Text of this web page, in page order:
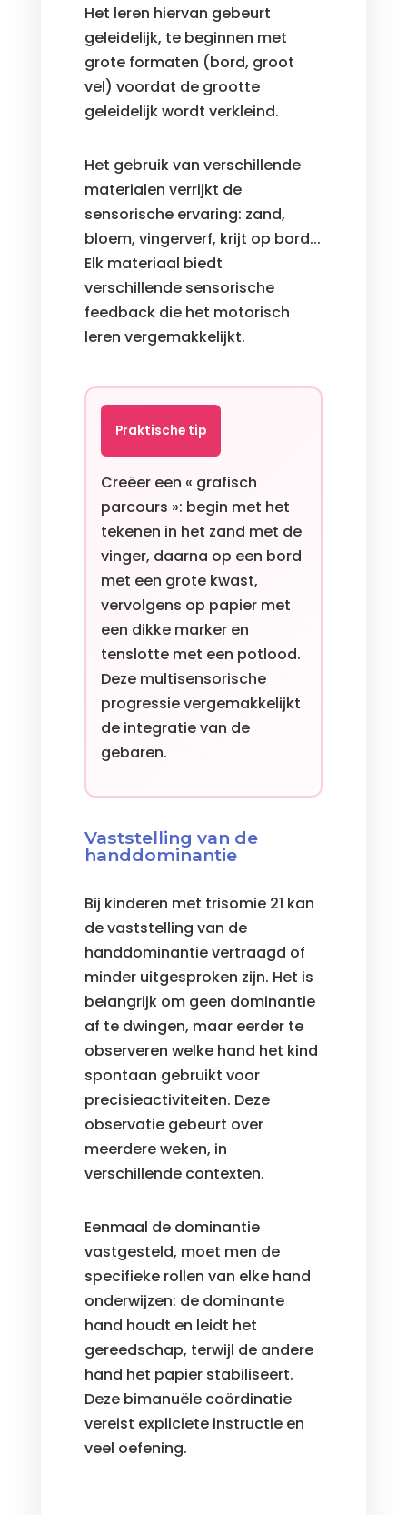
Het leren hiervan gebeurt
geleidelijk, te beginnen met
grote formaten (bord, groot
vel) voordat de grootte
geleidelijk wordt verkleind.
Het gebruik van verschillende
materialen verrijkt de
sensorische ervaring: zand,
bloem, vingerverf, krijt op bord...
Elk materiaal biedt
verschillende sensorische
feedback die het motorisch
leren vergemakkelijkt.
Praktische tip
Creëer een « grafisch
parcours »: begin met het
tekenen in het zand met de
vinger, daarna op een bord
met een grote kwast,
vervolgens op papier met
een dikke marker en
tenslotte met een potlood.
Deze multisensorische
progressie vergemakkelijkt
de integratie van de
gebaren.
Vaststelling van de
handdominantie
Bij kinderen met trisomie 21 kan
de vaststelling van de
handdominantie vertraagd of
minder uitgesproken zijn. Het is
belangrijk om geen dominantie
af te dwingen, maar eerder te
observeren welke hand het kind
spontaan gebruikt voor
precisieactiviteiten. Deze
observatie gebeurt over
meerdere weken, in
verschillende contexten.
Eenmaal de dominantie
vastgesteld, moet men de
specifieke rollen van elke hand
onderwijzen: de dominante
hand houdt en leidt het
gereedschap, terwijl de andere
hand het papier stabiliseert.
Deze bimanuële coördinatie
vereist expliciete instructie en
veel oefening.